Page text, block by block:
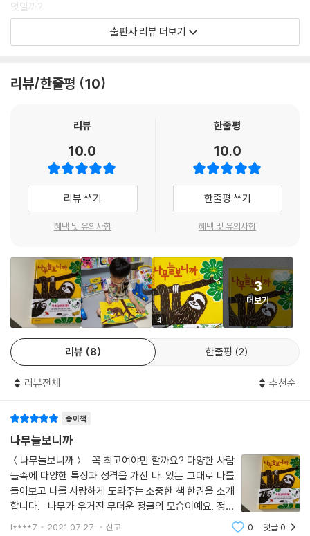
엇일까?
앞다투어 최고가 되려는 상황 속에서도 있는 듯 없는 듯 묵묵히 자기 자리
를 지키는 나무늘보. 한결같은 나무늘보의 모습은 독자들에게 유쾌함을 선
늘보를 통해 천천히, 가만히, 독자와 눈을 맞추며 아이들에게 아주아주 평
적이면서도 부드러운 움직임을 따라가다 보면 나만의 모습은 무엇인지 한
조금씩 천천히 자라나는 아이들에게 전하는
나무늘보의 발랄한 위로!
성장기의 아이들은 저마다 자신만의 속도로 자라난다. 재규어처럼 모든 걸
빠르게 따라가는 어린이가 있는가 하면, 나무늘보처럼 하나씩 천천히 받아
하게 떠들썩하게 수수하게 화려하게” 두루두루 모여 살아가는 모습을 보
여 주며, 다양한 개성을 지닌 이들이 함께 어울려 지내는 시간이 중요하다
는 메시지를 전한다.
이 작품은 섬세하게 획을 파내야 하는 리노컷(linocut) 판화 기법으로 한
결같은 나무늘보의 모습을 부드럽게 표현해냈다. 정글이라는 무대 위에서
재기 발랄하게 움직이는 동물들과는 다르게 꿈쩍 않는 나무늘보를 한 편의
슬로 모션처럼 보여 주고 있다. 또한 정글을 그대로 옮겨 놓은 듯, 초록, 노
가득한 이 책은 앞으로 정글과도 같은 세계에서 무럭무럭 자라날 아이들에
출판사 리뷰 더보기
리뷰/한줄평 10
리뷰
10.0
리뷰 쓰기
혜택 및 유의사항
한줄평
10.0
한줄평 쓰기
혜택 및 유의사항
4
3
더보기
리뷰 8 한줄평 2
리뷰전체 추천순
종이책
나무늘보니까
＜나무늘보니까＞ 꼭 최고여야만 할까요? 다양한 사람
들속에 다양한 특징과 성격을 가진 나. 있는 그대로 나를
돌아보고 나를 사랑하게 도와주는 소중한 책 한권을 소개
합니다. 나무가 우거진 무더운 정글의 모습이예요. 정글
에는 다양한 동물들이 살고 있지요. 아이와 정글에 사는
l****7 2021.07.27. 신고 0 댓글0